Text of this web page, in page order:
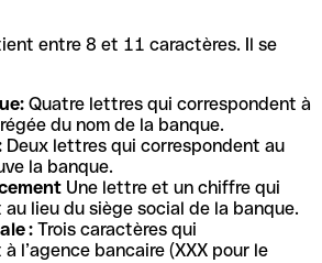
entre 8 et 11 caractères. Il se
Quatre lettres qui correspondent à
du nom de la banque.
Deux lettres qui correspondent au
la banque.
Une lettre et un chiffre qui
lieu du siège social de la banque.
: Trois caractères qui
l’agence bancaire (XXX pour le